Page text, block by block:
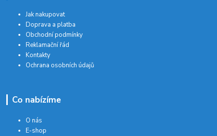
Jak nakupovat
Doprava a platba
Obchodní podmínky
Reklamační řád
Kontakty
Ochrana osobních údajů
Co nabízíme
O nás
E-shop